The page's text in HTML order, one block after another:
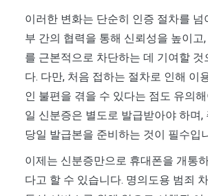
이러한 변화는 단순히 인증 절차를 넘
부 간의 협력을 통해 신뢰성을 높이고
를 근본적으로 차단하는 데 기여할 것
다. 다만, 처음 접하는 절차로 인해 이
인 불편을 겪을 수 있다는 점도 유의
일 신분증은 별도로 발급받아야 하며,
당일 발급본을 준비하는 것이 필수입
이제는 신분증만으로 휴대폰을 개통
다고 할 수 있습니다. 명의도용 범죄